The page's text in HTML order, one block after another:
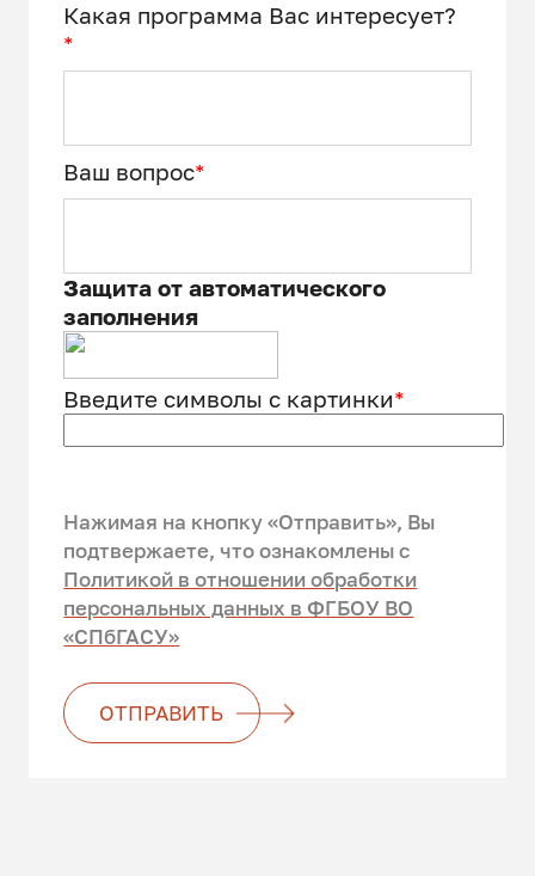
Какая программа Вас интересует?
*
Ваш вопрос*
Защита от автоматического
заполнения
Введите символы с картинки*
ОТПРАВИТЬ
Нажимая на кнопку «Отправить», Вы
подтвержаете, что ознакомлены c
Политикой в отношении обработки
персональных данных в ФГБОУ ВО
«СПбГАСУ»